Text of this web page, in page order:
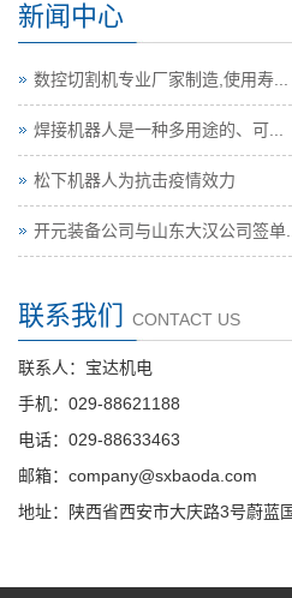
新闻中心
数控切割机专业厂家制造,使用寿...
焊接机器人是一种多用途的、可...
松下机器人为抗击疫情效力
开元装备公司与山东大汉公司签单...
联系我们 CONTACT US
联系人：宝达机电
手机：029-88621188
电话：029-88633463
邮箱：company@sxbaoda.com
地址：陕西省西安市大庆路3号蔚蓝